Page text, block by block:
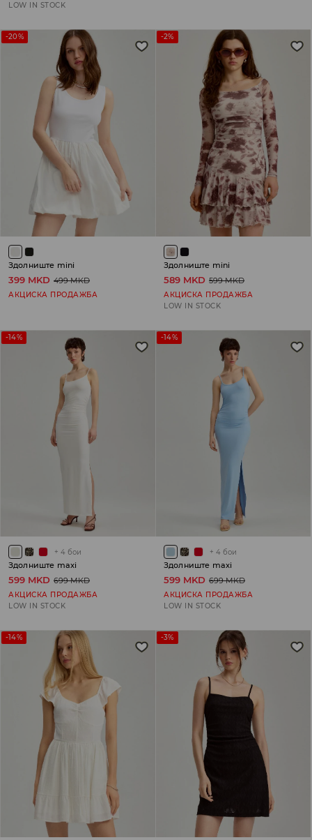
LOW IN STOCK
-20%
Здолниште mini
399 MKD 499 MKD
АКЦИСКА ПРОДАЖБА
-2%
Здолниште mini
589 MKD 599 MKD
АКЦИСКА ПРОДАЖБА
LOW IN STOCK
-14%
+ 4 бои
Здолниште maxi
599 MKD 699 MKD
АКЦИСКА ПРОДАЖБА
LOW IN STOCK
-14%
+ 4 бои
Здолниште maxi
599 MKD 699 MKD
АКЦИСКА ПРОДАЖБА
LOW IN STOCK
-14% -3%